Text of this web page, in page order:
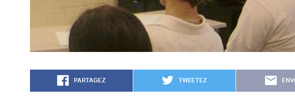
PARTAGEZ TWEETEZ